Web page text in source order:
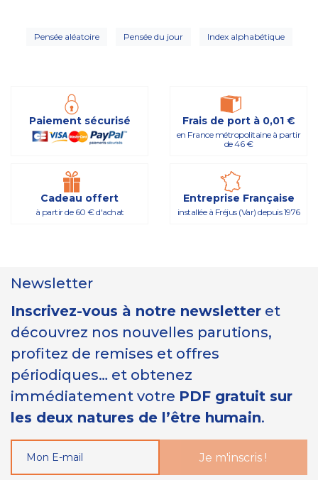
Pensée aléatoire Pensée du jour Index alphabétique
Paiement sécurisé Frais de port à 0,01 €
en France métropolitaine à partir
de 46 €
Cadeau offert
à partir de 60 € d'achat
Entreprise Française
installée à Fréjus (Var) depuis 1976
Newsletter
Inscrivez-vous à notre newsletter et
découvrez nos nouvelles parutions,
profitez de remises et offres
périodiques… et obtenez
immédiatement votre PDF gratuit sur
les deux natures de l’être humain.